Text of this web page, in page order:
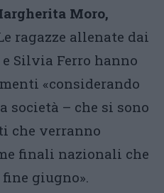
Moro,
ragazze allenate dai
Silvia Ferro hanno
«considerando
società – che si sono
che verranno
finali nazionali che
giugno».